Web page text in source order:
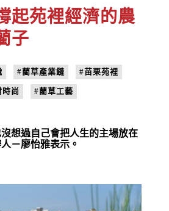
起苑裡經濟的農
子
#藺草產業鏈 #苗栗苑裡
時尚 #藺草工藝
沒想過自己會把人生的主場放在
－廖怡雅表示。